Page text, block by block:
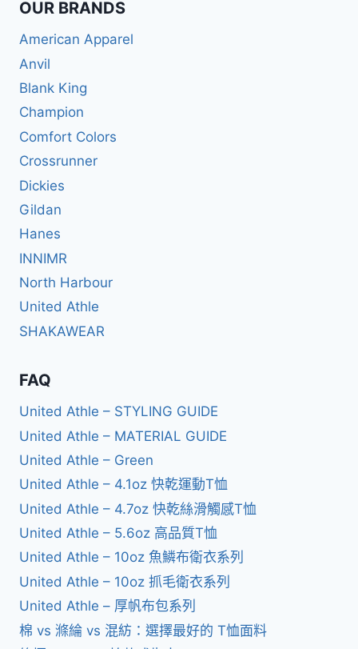
OUR BRANDS
American Apparel
Anvil
Blank King
Champion
Comfort Colors
Crossrunner
Dickies
Gildan
Hanes
INNIMR
North Harbour
United Athle
SHAKAWEAR
FAQ
United Athle – STYLING GUIDE
United Athle – MATERIAL GUIDE
United Athle – Green
United Athle – 4.1oz 快乾運動T恤
United Athle – 4.7oz 快乾絲滑觸感T恤
United Athle – 5.6oz 高品質T恤
United Athle – 10oz 魚鱗布衛衣系列
United Athle – 10oz 抓毛衛衣系列
United Athle – 厚帆布包系列
棉 vs 滌綸 vs 混紡：選擇最好的 T恤面料